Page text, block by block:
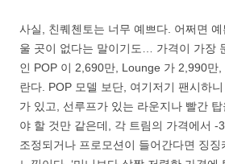
사실, 친퀘첸토는 너무 예쁘다. 어쩌면
울 곳이 없다는 말이기도… 가격이 가장
인 POP 이 2,690만, Lounge 가 2,990만
란다. POP 모델 보단, 여기저기 팬시하
가 있고, 선루프가 있는 라운지나 빨간
야 할 것만 같은데, 각 트림의 가격에서 -
조정되거나 프로모션이 들어간다면 징